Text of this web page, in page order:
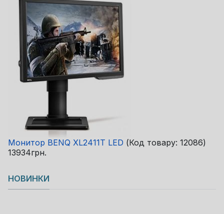
Монитор BENQ XL2411T LED (Код товару: 12086)
13934грн.
НОВИНКИ